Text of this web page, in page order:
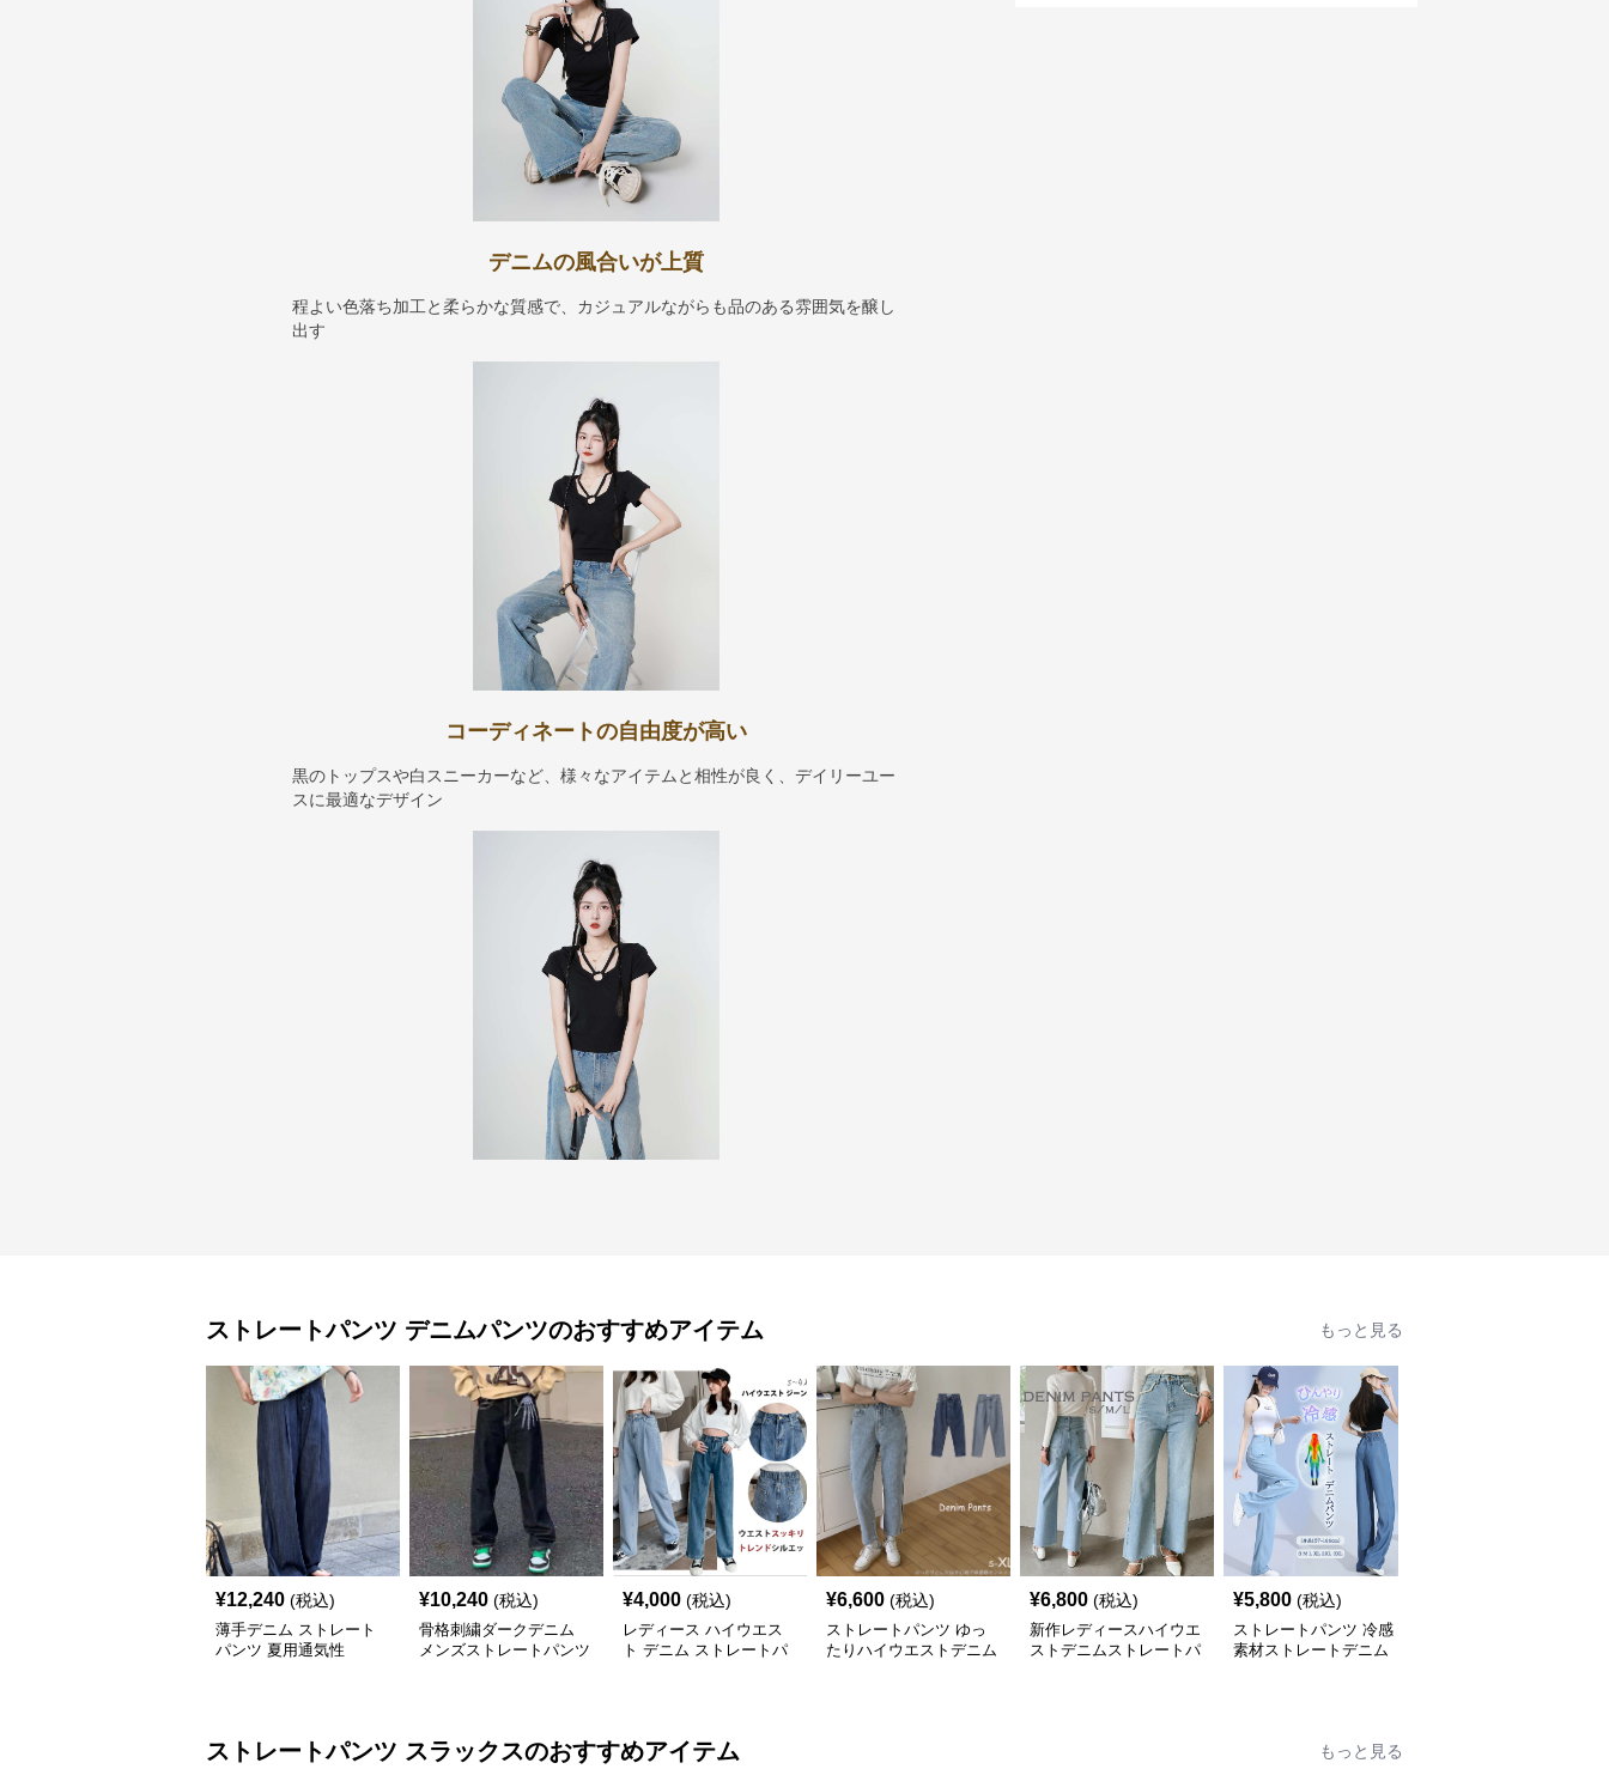
デニムの風合いが上質
程よい色落ち加工と柔らかな質感で、カジュアルながらも品のある雰囲気を醸し
出す
コーディネートの自由度が高い
黒のトップスや白スニーカーなど、様々なアイテムと相性が良く、デイリーユー
スに最適なデザイン
ストレートパンツ デニムパンツのおすすめアイテム もっと見る
¥12,240 (税込)
薄手デニム ストレート
パンツ 夏用通気性
¥10,240 (税込)
骨格刺繍ダークデニム
メンズストレートパンツ
¥4,000 (税込)
レディース ハイウエス
ト デニム ストレートパ
¥6,600 (税込)
ストレートパンツ ゆっ
たりハイウエストデニム
¥6,800 (税込)
新作レディースハイウエ
ストデニムストレートパ
¥5,800 (税込)
ストレートパンツ 冷感
素材ストレートデニム
ストレートパンツ スラックスのおすすめアイテム もっと見る